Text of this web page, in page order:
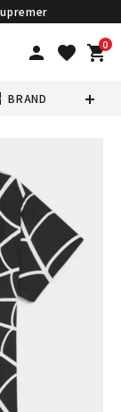
person favorite 0
shopping_cart
BRAND